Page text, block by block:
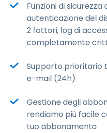
Funzioni di
autenticazione del
2 fattori, log di
completamente
Supporto prioritario
e-mail (24h)
Gestione degli
rendiamo più facile
tuo abbonamento